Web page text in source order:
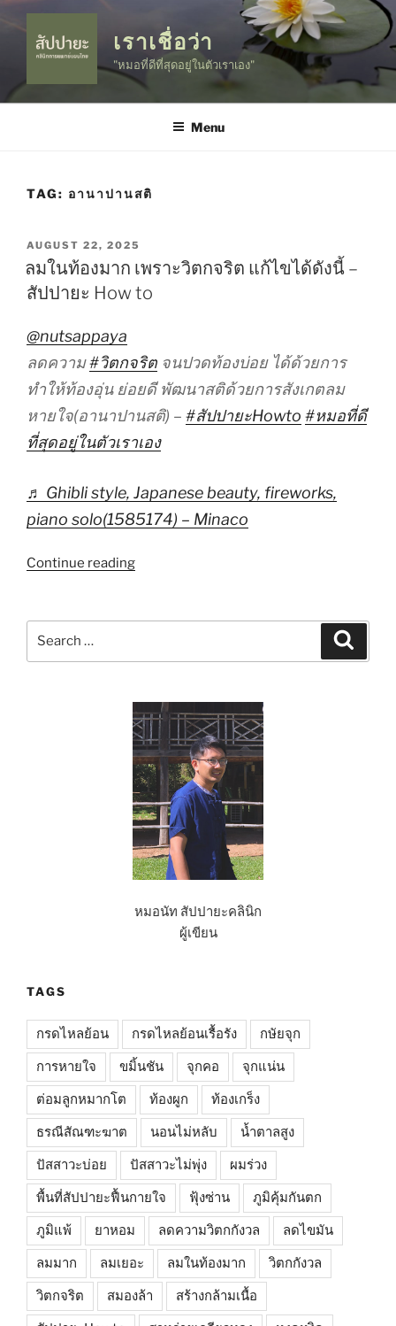
to
content
เราเชื่อว่า
"หมอที่ดีที่สุดอยู่ในตัวเราเอง"
Menu
TAG: อานาปานสติ
POSTED
AUGUST 22, 2025
ลมในท้องมาก เพราะวิตกจริต แก้ไขได้ดังนี้ –
สัปปายะ How to
@nutsappaya
ลดความ#วิตกจริต จนปวดท้องบ่อย ได้ด้วยการ
ทำให้ท้องอุ่น ย่อยดี พัฒนาสติด้วยการสังเกตลม
หายใจ(อานาปานสติ) – #สัปปายะHowto #หมอที่ดี
ที่สุดอยู่ในตัวเราเอง
♬ Ghibli style, Japanese beauty, fireworks,
piano solo(1585174) – Minaco
Continue reading“ลม
มาก
แก้ไข
ได้
ดังนี้
–
สัป
ปายะ
How
to”
หมอนัท สัปปายะคลินิก
ผู้เขียน
TAGS
กรดไหลย้อน กรดไหลย้อนเรื้อรัง กษัยจุก
การหายใจ ขมิ้นชัน จุกคอ จุกแน่น
ต่อมลูกหมากโต ท้องผูก ท้องเกร็ง
ธรณีสัณฑะฆาต นอนไม่หลับ น้ำตาลสูง
ปัสสาวะบ่อย ปัสสาวะไม่พุ่ง ผมร่วง
พื้นที่สัปปายะฟื้นกายใจ ฟุ้งซ่าน ภูมิคุ้มกันตก
ภูมิแพ้ ยาหอม ลดความวิตกกังวล ลดไขมัน
ลมมาก ลมเยอะ ลมในท้องมาก วิตกกังวล
วิตกจริต สมองล้า สร้างกล้ามเนื้อ